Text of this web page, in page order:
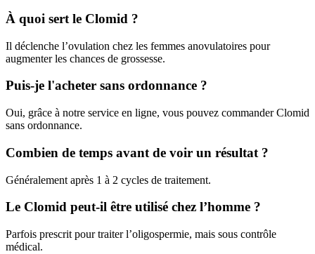
À quoi sert le Clomid ?
Il déclenche l’ovulation chez les femmes anovulatoires pour
augmenter les chances de grossesse.
Puis-je l'acheter sans ordonnance ?
Oui, grâce à notre service en ligne, vous pouvez commander Clomid
sans ordonnance.
Combien de temps avant de voir un résultat ?
Généralement après 1 à 2 cycles de traitement.
Le Clomid peut-il être utilisé chez l’homme ?
Parfois prescrit pour traiter l’oligospermie, mais sous contrôle
médical.